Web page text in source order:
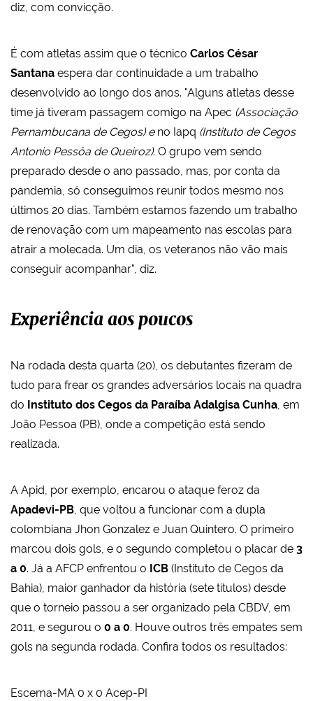
diz, com convicção.
É com atletas assim que o técnico Carlos César
Santana espera dar continuidade a um trabalho
desenvolvido ao longo dos anos. "Alguns atletas desse
time já tiveram passagem comigo na Apec (Associação
Pernambucana de Cegos) eno Iapq (Instituto de Cegos
Antonio Pessôa de Queiroz). O grupo vem sendo
preparado desde o ano passado, mas, por conta da
pandemia, só conseguimos reunir todos mesmo nos
últimos 20 dias. Também estamos fazendo um trabalho
de renovação com um mapeamento nas escolas para
atrair a molecada. Um dia, os veteranos não vão mais
conseguir acompanhar", diz.
Experiência aos poucos
Na rodada desta quarta (20), os debutantes fizeram de
tudo para frear os grandes adversários locais na quadra
do Instituto dos Cegos da Paraíba Adalgisa Cunha, em
João Pessoa (PB), onde a competição está sendo
realizada.
A Apid, por exemplo, encarou o ataque feroz da
Apadevi-PB, que voltou a funcionar com a dupla
colombiana Jhon Gonzalez e Juan Quintero. O primeiro
marcou dois gols, e o segundo completou o placar de 3
a 0. Já a AFCP enfrentou o ICB (Instituto de Cegos da
Bahia), maior ganhador da história (sete títulos) desde
que o torneio passou a ser organizado pela CBDV, em
2011, e segurou o 0 a 0. Houve outros três empates sem
gols na segunda rodada. Confira todos os resultados:
Escema-MA 0 x 0 Acep-PI